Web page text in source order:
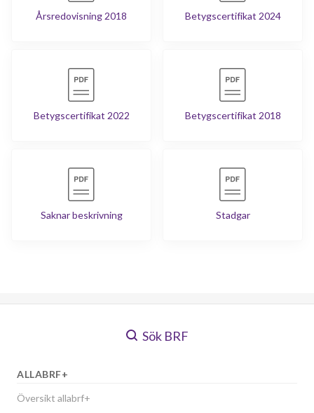
Årsredovisning 2018 Betygscertifikat 2024
Betygscertifikat 2022 Betygscertifikat 2018
Saknar beskrivning Stadgar
Sök BRF
ALLABRF+
Översikt allabrf+